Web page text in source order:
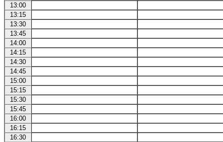
13:00
13:15
13:30
13:45
14:00
14:15
14:30
14:45
15:00
15:15
15:30
15:45
16:00
16:15
16:30